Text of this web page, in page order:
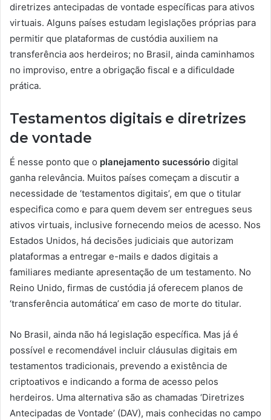
diretrizes antecipadas de vontade específicas para ativos
virtuais. Alguns países estudam legislações próprias para
permitir que plataformas de custódia auxiliem na
transferência aos herdeiros; no Brasil, ainda caminhamos
no improviso, entre a obrigação fiscal e a dificuldade
prática.
Testamentos digitais e diretrizes
de vontade
É nesse ponto que o planejamento sucessório digital
ganha relevância. Muitos países começam a discutir a
necessidade de ‘testamentos digitais’, em que o titular
especifica como e para quem devem ser entregues seus
ativos virtuais, inclusive fornecendo meios de acesso. Nos
Estados Unidos, há decisões judiciais que autorizam
plataformas a entregar e-mails e dados digitais a
familiares mediante apresentação de um testamento. No
Reino Unido, firmas de custódia já oferecem planos de
‘transferência automática’ em caso de morte do titular.
No Brasil, ainda não há legislação específica. Mas já é
possível e recomendável incluir cláusulas digitais em
testamentos tradicionais, prevendo a existência de
criptoativos e indicando a forma de acesso pelos
herdeiros. Uma alternativa são as chamadas ‘Diretrizes
Antecipadas de Vontade’ (DAV), mais conhecidas no campo